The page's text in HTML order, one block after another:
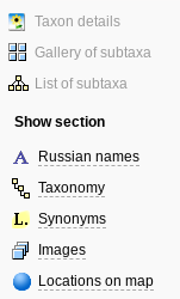
Taxon details
Gallery of subtaxa
List of subtaxa
Show section
Russian names
Taxonomy
Synonyms
Images
Locations on map